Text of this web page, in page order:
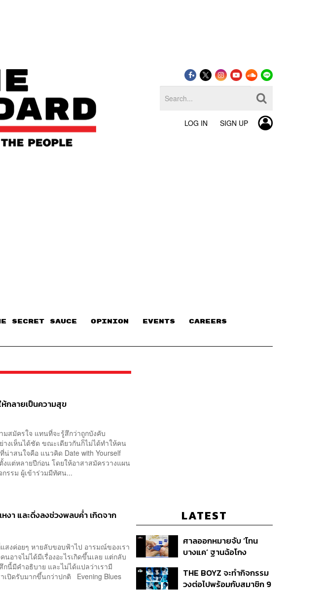
LOG IN SIGN UP
SECRET SAUCE​ OPINION EVENTS CAREERS
กลายเป็นความสุข
มสมัครใจ แทนที่จะรู้สึกว่าถูกบังคับ
งเห็นได้ชัด ขณะเดียวกันก็ไม่ได้ทำให้คน
าสนใจคือ แนวคิด Date with Yourself
งแต่หลายปีก่อน โดยให้อาสาสมัครวางแผน
รรม ผู้เข้าร่วมมีทัศน...
งา และดิ่งลงช่วงพลบค่ำ เกิดจาก
สงค่อยๆ หายลับขอบฟ้าไป อารมณ์ของเรา
อาจไม่ได้มีเรื่องอะไรเกิดขึ้นเลย แต่กลับ
กนี้มีคำอธิบาย และไม่ได้แปลว่าเรามี
เปิดรับมากขึ้นกว่าปกติ Evening Blues
LATEST
ศาลออกหมายจับ ‘โทน
บางแค’ ฐานฉ้อโกง
แบรนด์ Zeiss ลวงขาย
กล้องส่องพระลิมิเต็ด
THE BOYZ จะทำกิจกรรม
วงต่อไปพร้อมกับสมาชิก 9